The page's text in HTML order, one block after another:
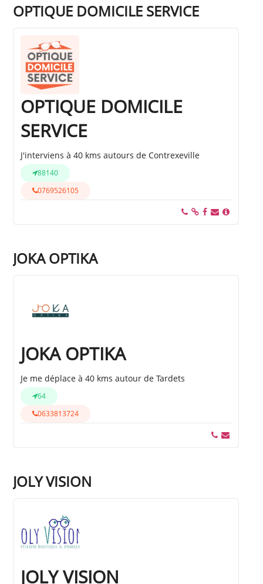
OPTIQUE DOMICILE SERVICE
OPTIQUE DOMICILE
SERVICE
J'interviens à 40 kms autours de Contrexeville
88140
0769526105
JOKA OPTIKA
JOKA OPTIKA
Je me déplace à 40 kms autour de Tardets
64
0633813724
JOLY VISION
JOLY VISION